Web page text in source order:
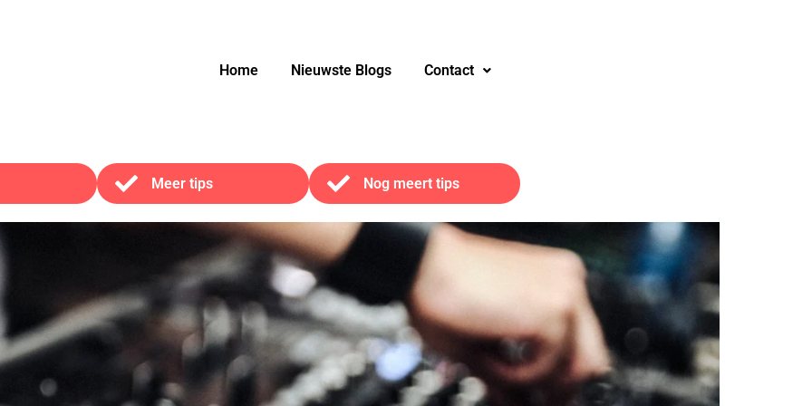
Home Nieuwste Blogs Contact
Meer tips Nog meert tips